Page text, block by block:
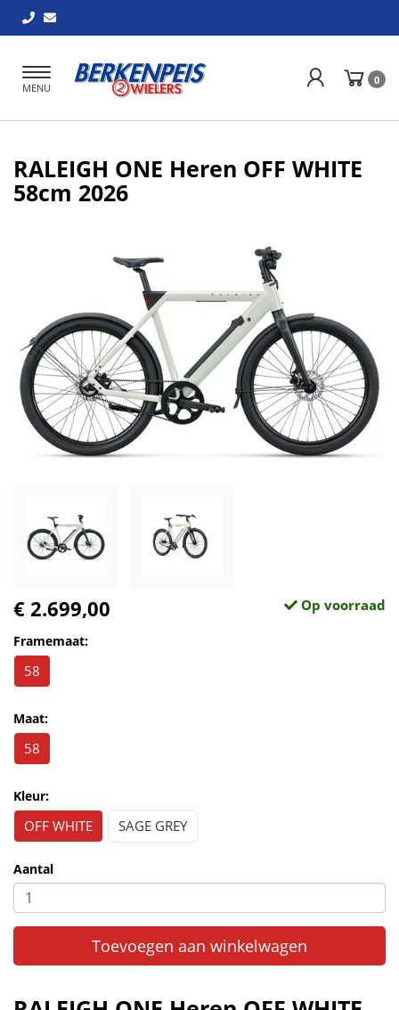
Toggle
navigation
MENU
0
RALEIGH ONE Heren OFF WHITE
58cm 2026
€ 2.699,00 Op voorraad
Framemaat:
58
Maat:
58
Kleur:
OFF WHITE SAGE GREY
Aantal
Toevoegen aan winkelwagen